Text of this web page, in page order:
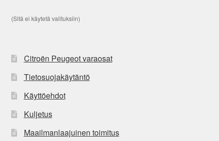
(Sitä ei käytetä valituksiin)
Citroën Peugeot varaosat
Tietosuojakäytäntö
Käyttöehdot
Kuljetus
Maailmanlaajuinen toimitus